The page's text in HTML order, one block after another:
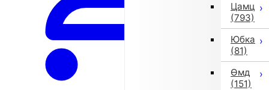
Цамц
(793)
Юбка
(81)
Өмд
(151)